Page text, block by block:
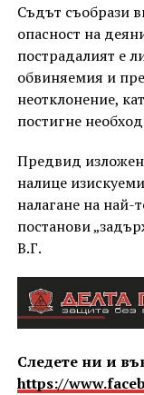
Съдът съобрази
опасност на
пострадалият е
обвиняемия и
неотклонение,
постигне
Предвид
налице
налагане на най-
постанови
В.Г.
Следете ни и
https://